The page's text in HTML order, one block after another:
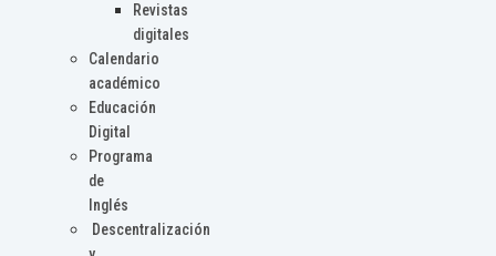
Revistas
digitales
Calendario
académico
Educación
Digital
Programa
de
Inglés
Descentralización